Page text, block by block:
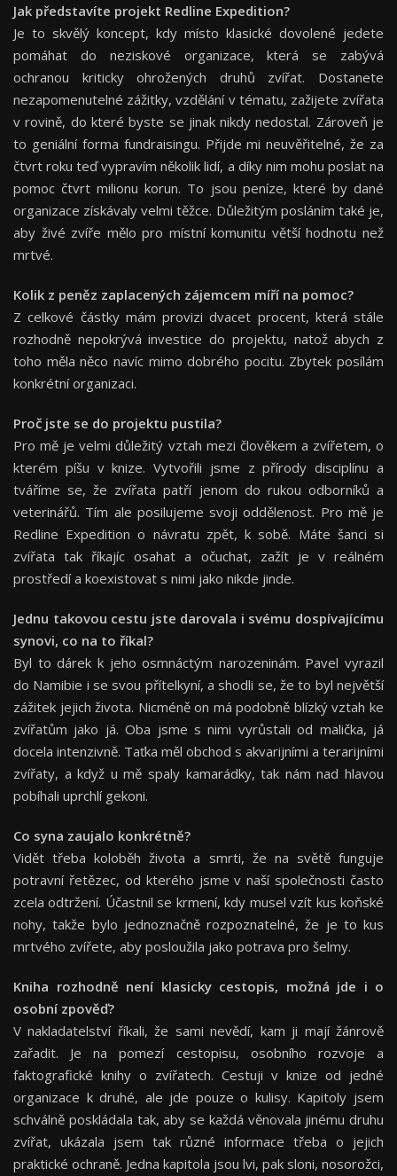
Jak představíte projekt Redline Expedition?
Je to skvělý koncept, kdy místo klasické dovolené jedete
pomáhat do neziskové organizace, která se zabývá
ochranou kriticky ohrožených druhů zvířat. Dostanete
nezapomenutelné zážitky, vzdělání v tématu, zažijete zvířata
v rovině, do které byste se jinak nikdy nedostal. Zároveň je
to geniální forma fundraisingu. Přijde mi neuvěřitelné, že za
čtvrt roku teď vypravím několik lidí, a díky nim mohu poslat na
pomoc čtvrt milionu korun. To jsou peníze, které by dané
organizace získávaly velmi těžce. Důležitým posláním také je,
aby živé zvíře mělo pro místní komunitu větší hodnotu než
mrtvé.
Kolik z peněz zaplacených zájemcem míří na pomoc?
Z celkové částky mám provizi dvacet procent, která stále
rozhodně nepokrývá investice do projektu, natož abych z
toho měla něco navíc mimo dobrého pocitu. Zbytek posílám
konkrétní organizaci.
Proč jste se do projektu pustila?
Pro mě je velmi důležitý vztah mezi člověkem a zvířetem, o
kterém píšu v knize. Vytvořili jsme z přírody disciplínu a
tváříme se, že zvířata patří jenom do rukou odborníků a
veterinářů. Tím ale posilujeme svoji oddělenost. Pro mě je
Redline Expedition o návratu zpět, k sobě. Máte šanci si
zvířata tak říkajíc osahat a očuchat, zažít je v reálném
prostředí a koexistovat s nimi jako nikde jinde.
Jednu takovou cestu jste darovala i svému dospívajícímu
synovi, co na to říkal?
Byl to dárek k jeho osmnáctým narozeninám. Pavel vyrazil
do Namibie i se svou přítelkyní, a shodli se, že to byl největší
zážitek jejich života. Nicméně on má podobně blízký vztah ke
zvířatům jako já. Oba jsme s nimi vyrůstali od malička, já
docela intenzivně. Taťka měl obchod s akvarijními a terarijními
zvířaty, a když u mě spaly kamarádky, tak nám nad hlavou
pobíhali uprchlí gekoni.
Co syna zaujalo konkrétně?
Vidět třeba koloběh života a smrti, že na světě funguje
potravní řetězec, od kterého jsme v naší společnosti často
zcela odtržení. Účastnil se krmení, kdy musel vzít kus koňské
nohy, takže bylo jednoznačně rozpoznatelné, že je to kus
mrtvého zvířete, aby posloužila jako potrava pro šelmy.
Kniha rozhodně není klasicky cestopis, možná jde i o
osobní zpověď?
V nakladatelství říkali, že sami nevědí, kam ji mají žánrově
zařadit. Je na pomezí cestopisu, osobního rozvoje a
faktografické knihy o zvířatech. Cestuji v knize od jedné
organizace k druhé, ale jde pouze o kulisy. Kapitoly jsem
schválně poskládala tak, aby se každá věnovala jinému druhu
zvířat, ukázala jsem tak různé informace třeba o jejich
praktické ochraně. Jedna kapitola jsou lvi, pak sloni, nosorožci,